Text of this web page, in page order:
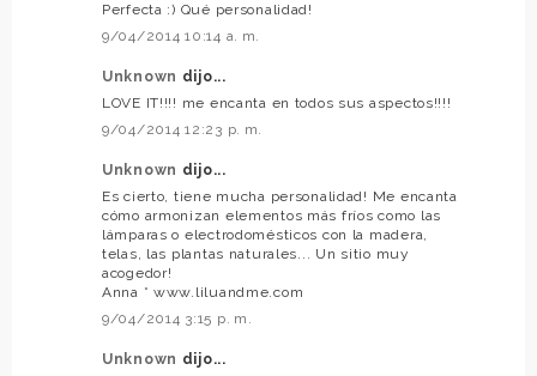
Perfecta :) Qué personalidad!
9/04/2014 10:14 a. m.
Unknown dijo...
LOVE IT!!!! me encanta en todos sus aspectos!!!!
9/04/2014 12:23 p. m.
Unknown dijo...
Es cierto, tiene mucha personalidad! Me encanta
cómo armonizan elementos más fríos como las
lámparas o electrodomésticos con la madera,
telas, las plantas naturales... Un sitio muy
acogedor!
Anna * www.liluandme.com
9/04/2014 3:15 p. m.
Unknown dijo...